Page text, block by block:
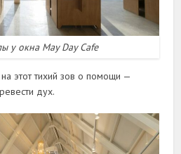
у окна May Day Cafe
этот тихий зов о помощи —
дух.